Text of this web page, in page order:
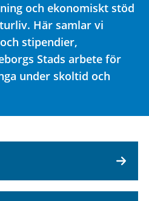
och ekonomiskt stöd
Här samlar vi
stipendier,
Stads arbete för
under skoltid och